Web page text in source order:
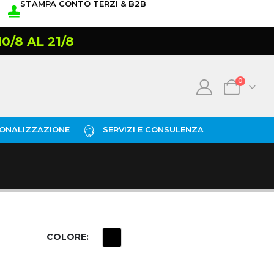
STAMPA CONTO TERZI & B2B
8 AL 21/8
0
SERVIZI E CONSULENZA
COLORE